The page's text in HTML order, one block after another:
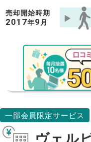
売却開始時期
2017年9 月
一部会員限定サービス